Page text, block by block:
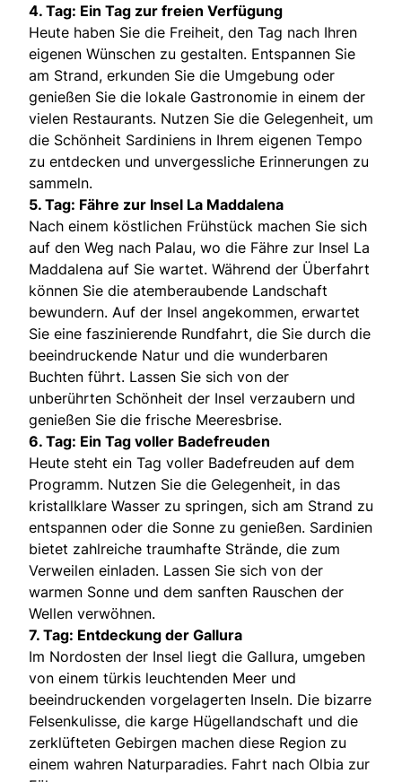
4. Tag: Ein Tag zur freien Verfügung
Heute haben Sie die Freiheit, den Tag nach Ihren
eigenen Wünschen zu gestalten. Entspannen Sie
am Strand, erkunden Sie die Umgebung oder
genießen Sie die lokale Gastronomie in einem der
vielen Restaurants. Nutzen Sie die Gelegenheit, um
die Schönheit Sardiniens in Ihrem eigenen Tempo
zu entdecken und unvergessliche Erinnerungen zu
sammeln.
5. Tag: Fähre zur Insel La Maddalena
Nach einem köstlichen Frühstück machen Sie sich
auf den Weg nach Palau, wo die Fähre zur Insel La
Maddalena auf Sie wartet. Während der Überfahrt
können Sie die atemberaubende Landschaft
bewundern. Auf der Insel angekommen, erwartet
Sie eine faszinierende Rundfahrt, die Sie durch die
beeindruckende Natur und die wunderbaren
Buchten führt. Lassen Sie sich von der
unberührten Schönheit der Insel verzaubern und
genießen Sie die frische Meeresbrise.
6. Tag: Ein Tag voller Badefreuden
Heute steht ein Tag voller Badefreuden auf dem
Programm. Nutzen Sie die Gelegenheit, in das
kristallklare Wasser zu springen, sich am Strand zu
entspannen oder die Sonne zu genießen. Sardinien
bietet zahlreiche traumhafte Strände, die zum
Verweilen einladen. Lassen Sie sich von der
warmen Sonne und dem sanften Rauschen der
Wellen verwöhnen.
7. Tag: Entdeckung der Gallura
Im Nordosten der Insel liegt die Gallura, umgeben
von einem türkis leuchtenden Meer und
beeindruckenden vorgelagerten Inseln. Die bizarre
Felsenkulisse, die karge Hügellandschaft und die
zerklüfteten Gebirgen machen diese Region zu
einem wahren Naturparadies. Fahrt nach Olbia zur